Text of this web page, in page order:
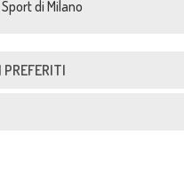
di Milano
PREFERITI